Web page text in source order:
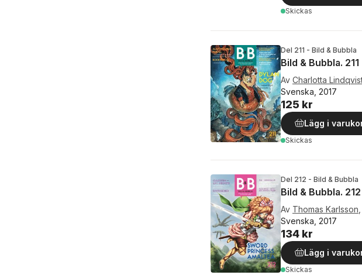
Skickas
Del 211 - Bild & Bubbla
Bild & Bubbla. 211
Av Charlotta
Svenska, 2017
125 kr
Lägg i
Skickas
Del 212 - Bild & Bubbla
Bild & Bubbla. 212
Av Thomas Karlsson
Svenska, 2017
134 kr
Lägg i
Skickas